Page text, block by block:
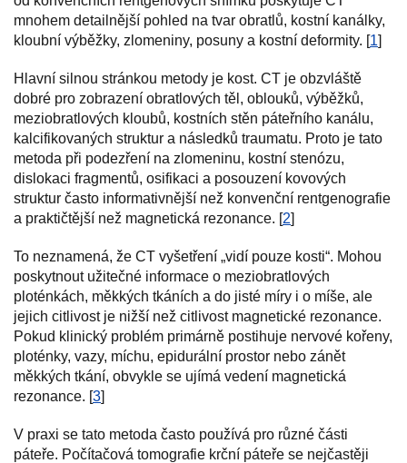
mnohem detailnější pohled na tvar obratlů, kostní kanálky,
kloubní výběžky, zlomeniny, posuny a kostní deformity. [1]
Hlavní silnou stránkou metody je kost. CT je obzvláště
dobré pro zobrazení obratlových těl, oblouků, výběžků,
meziobratlových kloubů, kostních stěn páteřního kanálu,
kalcifikovaných struktur a následků traumatu. Proto je tato
metoda při podezření na zlomeninu, kostní stenózu,
dislokaci fragmentů, osifikaci a posouzení kovových
struktur často informativnější než konvenční rentgenografie
a praktičtější než magnetická rezonance. [2]
To neznamená, že CT vyšetření „vidí pouze kosti“. Mohou
poskytnout užitečné informace o meziobratlových
ploténkách, měkkých tkáních a do jisté míry i o míše, ale
jejich citlivost je nižší než citlivost magnetické rezonance.
Pokud klinický problém primárně postihuje nervové kořeny,
ploténky, vazy, míchu, epidurální prostor nebo zánět
měkkých tkání, obvykle se ujímá vedení magnetická
rezonance. [3]
V praxi se tato metoda často používá pro různé části
páteře. Počítačová tomografie krční páteře se nejčastěji